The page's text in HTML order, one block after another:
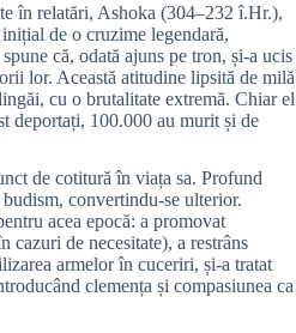
în relatări, Ashoka (304–232 î.Hr.),
de o cruzime legendară,
spune că, odată ajuns pe tron, și-a ucis
lor. Această atitudine lipsită de milă
cu o brutalitate extremă. Chiar el
deportați, 100.000 au murit și de
de cotitură în viața sa. Profund
convertindu-se ulterior.
acea epocă: a promovat
de necesitate), a restrâns
armelor în cuceriri, și-a tratat
clemența și compasiunea ca